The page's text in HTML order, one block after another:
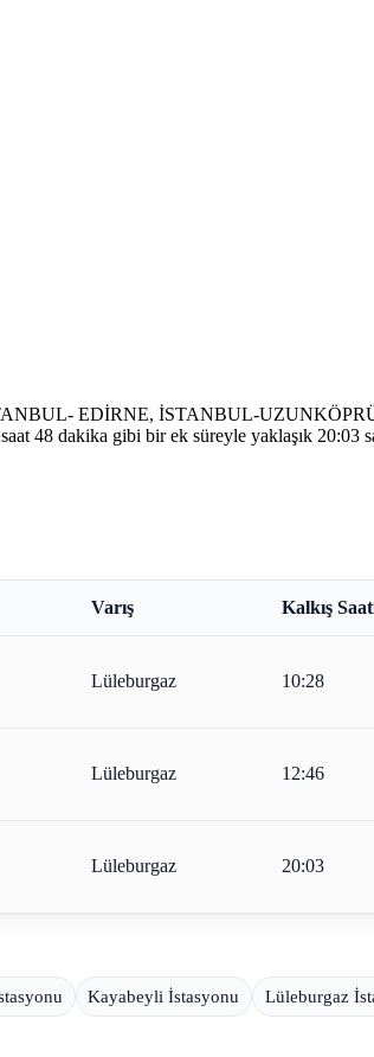
EDİRNE, İSTANBUL-
48 dakika gibi bir ek süreyle yaklaşık 20:03
Varış Kalkış
Lüleburgaz 10:28
Lüleburgaz 12:46
Lüleburgaz 20:03
Kayabeyli İstasyonu Lüleburgaz